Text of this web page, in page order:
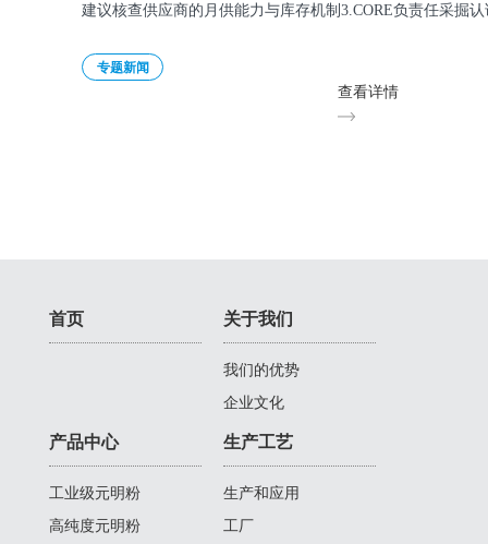
建议核查供应商的月供能力与库存机制3.CORE负责任采掘
专题新闻
查看详情
首页 关于我们
我们的优势
企业文化
产品中心
工业级元明粉
高纯度元明粉
生产工艺
生产和应用
工厂